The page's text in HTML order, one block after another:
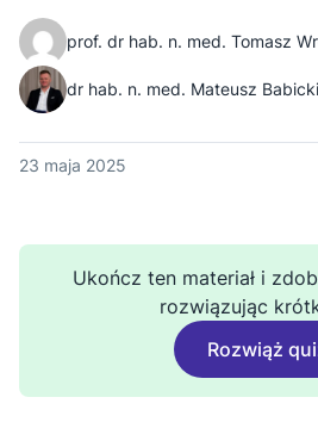
prof. dr hab. n. med. Tomasz
dr hab. n. med. Mateusz Babicki
23 maja 2025
Ukończ ten materiał i
rozwiązując
Rozwiąż